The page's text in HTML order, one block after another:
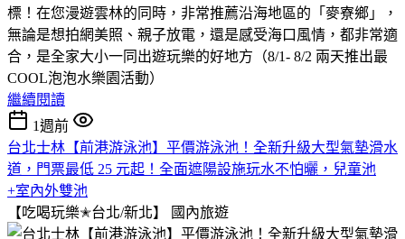
標！在您漫遊雲林的同時，非常推薦沿海地區的「麥寮鄉」，
無論是想拍網美照、親子放電，還是感受海口風情，都非常適
合，是全家大小一同出遊玩樂的好地方（8/1- 8/2 兩天推出最
COOL泡泡水樂園活動）
繼續閱讀
1週前
台北士林【前港游泳池】平價游泳池！全新升級大型氣墊滑水
道，門票最低 25 元起！全面遮陽設施玩水不怕曬，兒童池
+室內外雙池
【吃喝玩樂✭台北/新北】
國內旅遊